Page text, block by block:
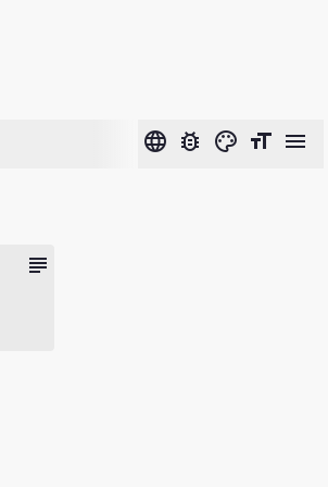
language bug_report color_lens format_size menu
subject